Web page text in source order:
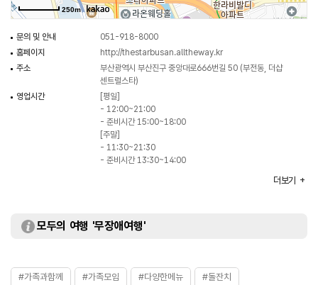
250m
문의 및 안내
051-918-8000
홈페이지
http://thestarbusan.alltheway.kr
주소
부산광역시 부산진구 중앙대로666번길 50 (부전동, 더샵
센트럴스타)
영업시간
[평일]
- 12:00~21:00
- 준비시간 15:00~18:00
[주말]
- 11:30~21:30
- 준비시간 13:30~14:00
대표메뉴
더스타모듬회도시락
취급메뉴
더보기
모두의 여행 '무장애여행'
#가족과함께 #가족모임 #다양한메뉴 #돌잔치